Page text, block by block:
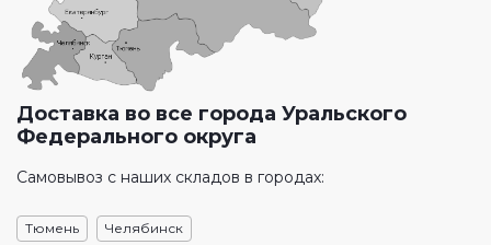
Доставка во все города Уральского
Федерального округа
Самовывоз с наших складов в городах:
Тюмень Челябинск